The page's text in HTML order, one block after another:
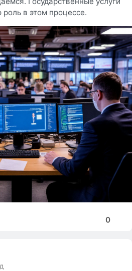
роль в этом процессе.
0